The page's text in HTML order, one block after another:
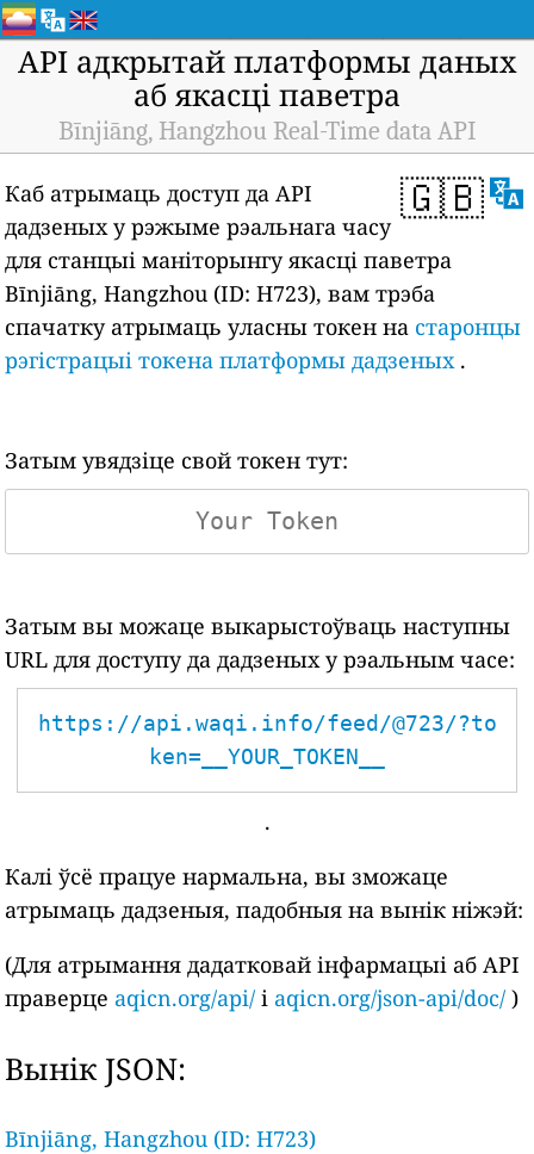
API адкрытай платформы даных
аб якасці паветра
Bīnjiāng, Hangzhou Real-Time data API
🇬🇧
Каб атрымаць доступ да API
дадзеных у рэжыме рэальнага часу
для станцыі маніторынгу якасці паветра
Bīnjiāng, Hangzhou (ID: H723), вам трэба
спачатку атрымаць уласны токен на старонцы
рэгістрацыі токена платформы дадзеных.
Затым увядзіце свой токен тут:
Затым вы можаце выкарыстоўваць наступны
URL для доступу да дадзеных у рэальным часе:
https://api.waqi.info/feed/@723/?to
ken=__YOUR_TOKEN__
.
Калі ўсё працуе нармальна, вы зможаце
атрымаць дадзеныя, падобныя на вынік ніжэй:
(Для атрымання дадатковай інфармацыі аб API
праверце aqicn.org/api/ і aqicn.org/json-api/doc/ )
Вынік JSON:
Bīnjiāng, Hangzhou (ID: H723)